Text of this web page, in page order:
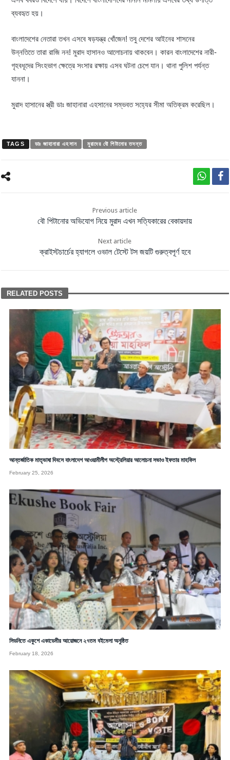
ব্যবহৃত হয়।
বাংলাদেশের নেতারা তখন এসবে ষড়যন্ত্র খোঁজেন! তবু দেশের আইনের শাসনের
উন্নতিতে তারা রাজি নন! মুরাদ হাসানও আলোচনায় থাকবেন। কারন বাংলাদেশের নারী-
গৃহবধূদের সিংহভাগ ক্ষেত্রে সংসার রক্ষায় এসব ঘটনা চেপে যান। থানা পুলিশ পর্যন্ত
যাননা।
মুরাদ হাসানের স্ত্রী ডাঃ জাহানারা এহসানের সম্ভবত সহ্যের সীমা অতিক্রম করেছিল।
TAGS ডাঃ জাহানারা এহসান মুরাদের বৌ পিটানোর তদন্ত
Previous article
বৌ পিটানোর অভিযোগ নিয়ে মুরাদ এখন সত্যিকারের বেকায়দায়
Next article
ক্রাইস্টচার্চের হ্যাগলে ওভাল টেস্টে টস জয়টি গুরুত্বপূর্ণ হবে
RELATED POSTS
আন্তর্জাতিক মাতৃভাষা দিবসে বাংলাদেশ আওয়ামীলীগ অস্ট্রেলিয়ার আলোচনা সভাও ইফতার মাহফিল
February 25, 2026
সিডনিতে একুশে একাডেমীর আয়োজনে ২৭তম বইমেলা অনুষ্ঠিত
February 18, 2026